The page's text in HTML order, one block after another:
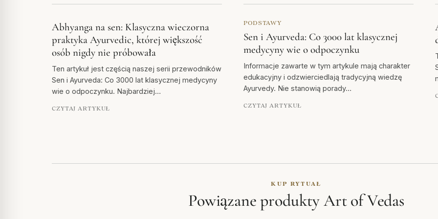
Abhyanga na sen: Klasyczna wieczorna
praktyka Ayurvedic, której większość
osób nigdy nie próbowała
Ten artykuł jest częścią naszej serii przewodników
Sen i Ayurveda: Co 3000 lat klasycznej medycyny
wie o odpoczynku. Najbardziej…
CZYTAJ ARTYKUŁ
PODSTAWY
Sen i Ayurveda: Co 3000 lat klasycznej
medycyny wie o odpoczynku
Informacje zawarte w tym artykule mają charakter
edukacyjny i odzwierciedlają tradycyjną wiedzę
Ayurvedy. Nie stanowią porady…
CZYTAJ ARTYKUŁ
KUP RYTUAŁ
Powiązane produkty Art of Vedas